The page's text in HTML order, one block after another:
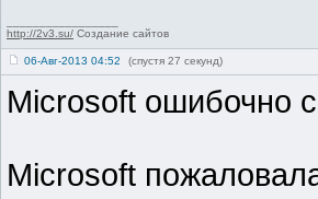
http://2v3.su/ Создание сайтов
06-Авг-2013 04:52 (спустя 27 секунд)
Microsoft ошибочно
Microsoft